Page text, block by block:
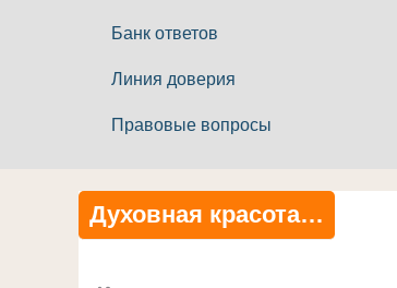
Банк ответов
Линия доверия
Правовые вопросы
Духовная красота…